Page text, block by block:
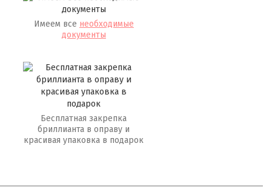
Имеем все необходимые
документы
Бесплатная закрепка
бриллианта в оправу и
красивая упаковка в подарок